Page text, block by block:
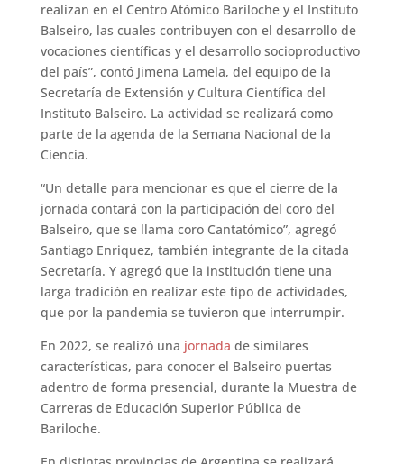
realizan en el Centro Atómico Bariloche y el Instituto
Balseiro, las cuales contribuyen con el desarrollo de
vocaciones científicas y el desarrollo socioproductivo
del país”, contó Jimena Lamela, del equipo de la
Secretaría de Extensión y Cultura Científica del
Instituto Balseiro. La actividad se realizará como
parte de la agenda de la Semana Nacional de la
Ciencia.
“Un detalle para mencionar es que el cierre de la
jornada contará con la participación del coro del
Balseiro, que se llama coro Cantatómico”, agregó
Santiago Enriquez, también integrante de la citada
Secretaría. Y agregó que la institución tiene una
larga tradición en realizar este tipo de actividades,
que por la pandemia se tuvieron que interrumpir.
En 2022, se realizó una jornada de similares
características, para conocer el Balseiro puertas
adentro de forma presencial, durante la Muestra de
Carreras de Educación Superior Pública de
Bariloche.